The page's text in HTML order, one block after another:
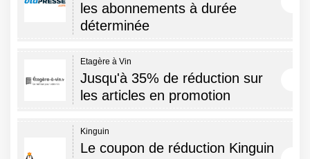
les abonnements à durée
déterminée
Etagère à Vin
Jusqu'à 35% de réduction sur
les articles en promotion
Kinguin
Le coupon de réduction Kinguin